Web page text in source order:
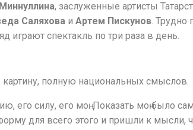
, заслуженные артисты
Саляхова и Артем Пискунов. Трудно
играют спектакль по три раза в день.
картину, полную национальных смыслов.
его силу, его моң. Показать моң было
для всего этого и пришли к